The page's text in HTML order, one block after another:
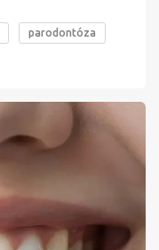
parodontóza